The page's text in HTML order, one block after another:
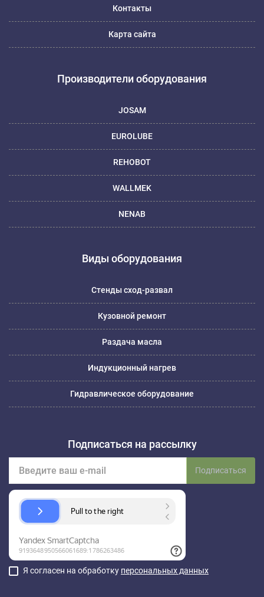
Контакты
Карта сайта
Производители оборудования
JOSAM
EUROLUBE
REHOBOT
WALLMEK
NENAB
Виды оборудования
Стенды сход-развал
Кузовной ремонт
Раздача масла
Индукционный нагрев
Гидравлическое оборудование
Подписаться на рассылку
Подписаться
Я согласен на обработку персональных данных